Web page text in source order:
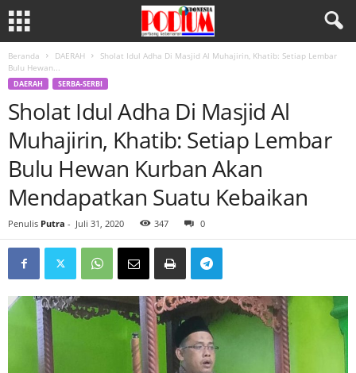
Beranda DAERAH
Sholat Idul Adha Di Masjid Al Muhajirin, Khatib: Setiap Lembar
Bulu Hewan...
DAERAH SERBA-SERBI
Sholat Idul Adha Di Masjid Al
Muhajirin, Khatib: Setiap Lembar
Bulu Hewan Kurban Akan
Mendapatkan Suatu Kebaikan
Penulis Putra - Juli 31, 2020 347 0